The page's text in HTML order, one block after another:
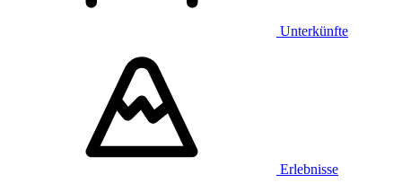
Unterkünfte
Erlebnisse